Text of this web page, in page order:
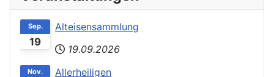
19
Sep.
Alteisensammlung
19.09.2026
Nov.
Allerheiligen